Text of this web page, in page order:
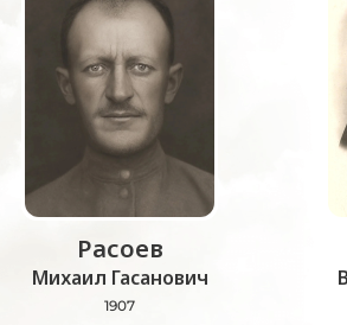
Расоев
Михаил Гасанович
1907